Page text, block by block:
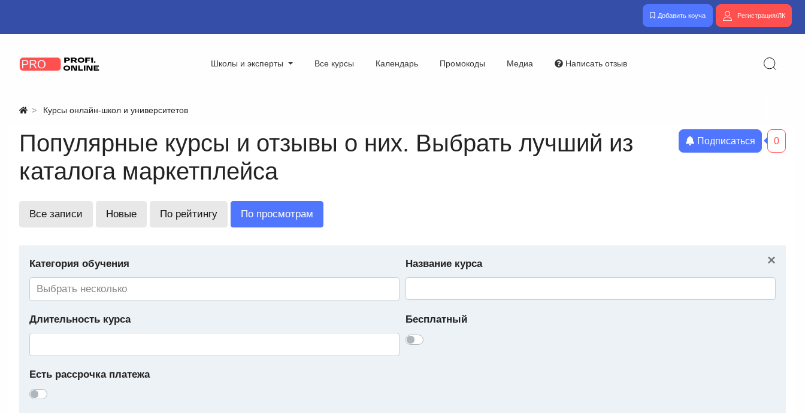
Добавить коуча Регистрация/ЛК
Школы и эксперты Все курсы Календарь Промокоды Медиа Написать отзыв
Курсы онлайн-школ и университетов
Популярные курсы и отзывы о них. Выбрать лучший из
каталога маркетплейса
Подписаться 0
Все записи Новые По рейтингу По просмотрам
×
Категория обучения Название курса
Длительность курса Бесплатный
Есть рассрочка платежа